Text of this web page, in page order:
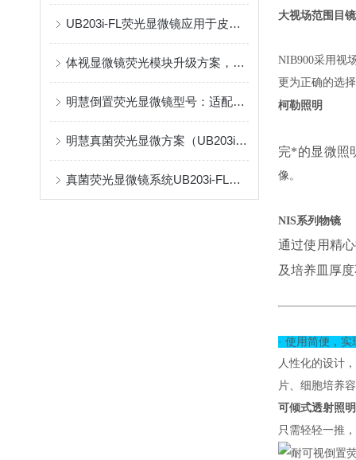
UB203i-FL荧光显微镜应用于皮肤科真菌真菌孢子精准检测
体视显微镜荧光模块升级方案，适配多品牌
明慧倒置荧光显微镜型号：适配多场景需求，赋能科研与实验
明慧真菌荧光显微方案（UB203i-FL+MHD500-2）在河南医院成功应用
真菌荧光显微镜系统UB203i-FL和MHD600助力湖南某医院真菌检测
大视场范围目镜
NIB900采用视
更为正确的选
柯勒照明
完*的显微照
像。
NIS系列物镜
通过使用精
及培养皿厚
· 使用简便，
人性化的设计
片、细胞培养
可倾式透射照
只需轻轻一推